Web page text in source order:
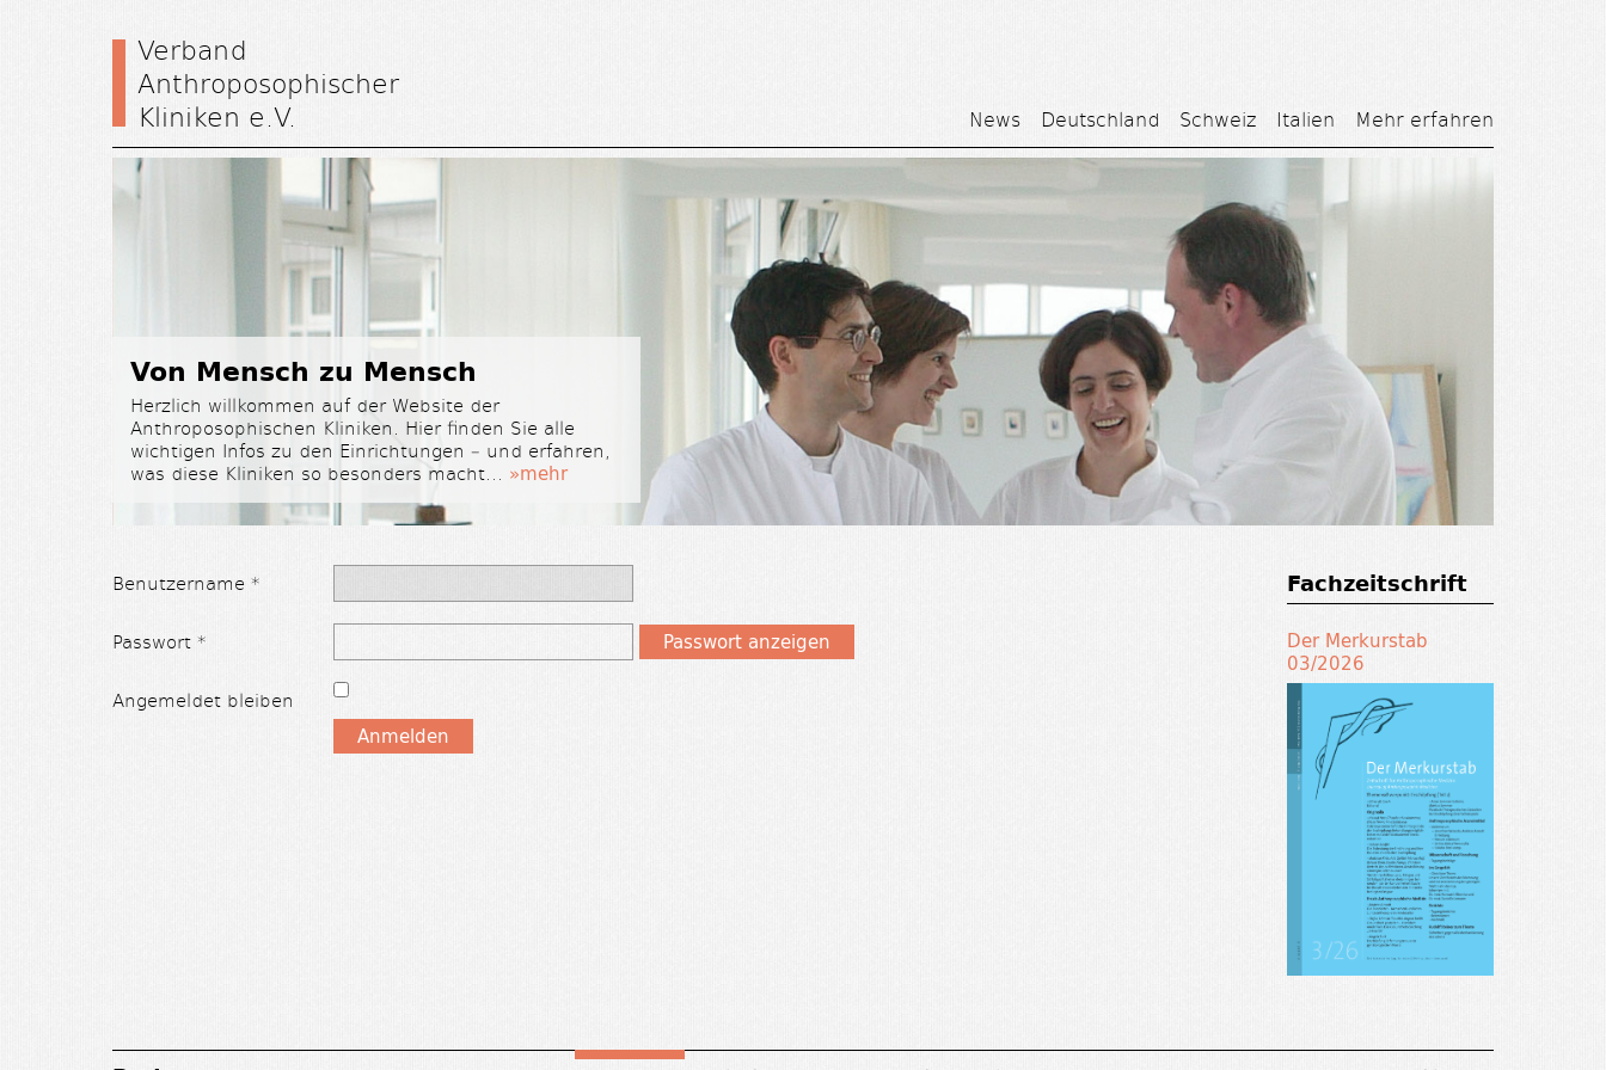
Verband
Anthroposophischer
Kliniken e.V.
News Deutschland Schweiz Italien Mehr erfahren
Von Mensch zu Mensch
Herzlich willkommen auf der Website der
Anthroposophischen Kliniken. Hier finden Sie alle
wichtigen Infos zu den Einrichtungen – und erfahren,
was diese Kliniken so besonders macht…
»mehr
Benutzername *
Passwort * Passwort anzeigen
Angemeldet bleiben
Anmelden
Fachzeitschrift
Der Merkurstab
03/2026